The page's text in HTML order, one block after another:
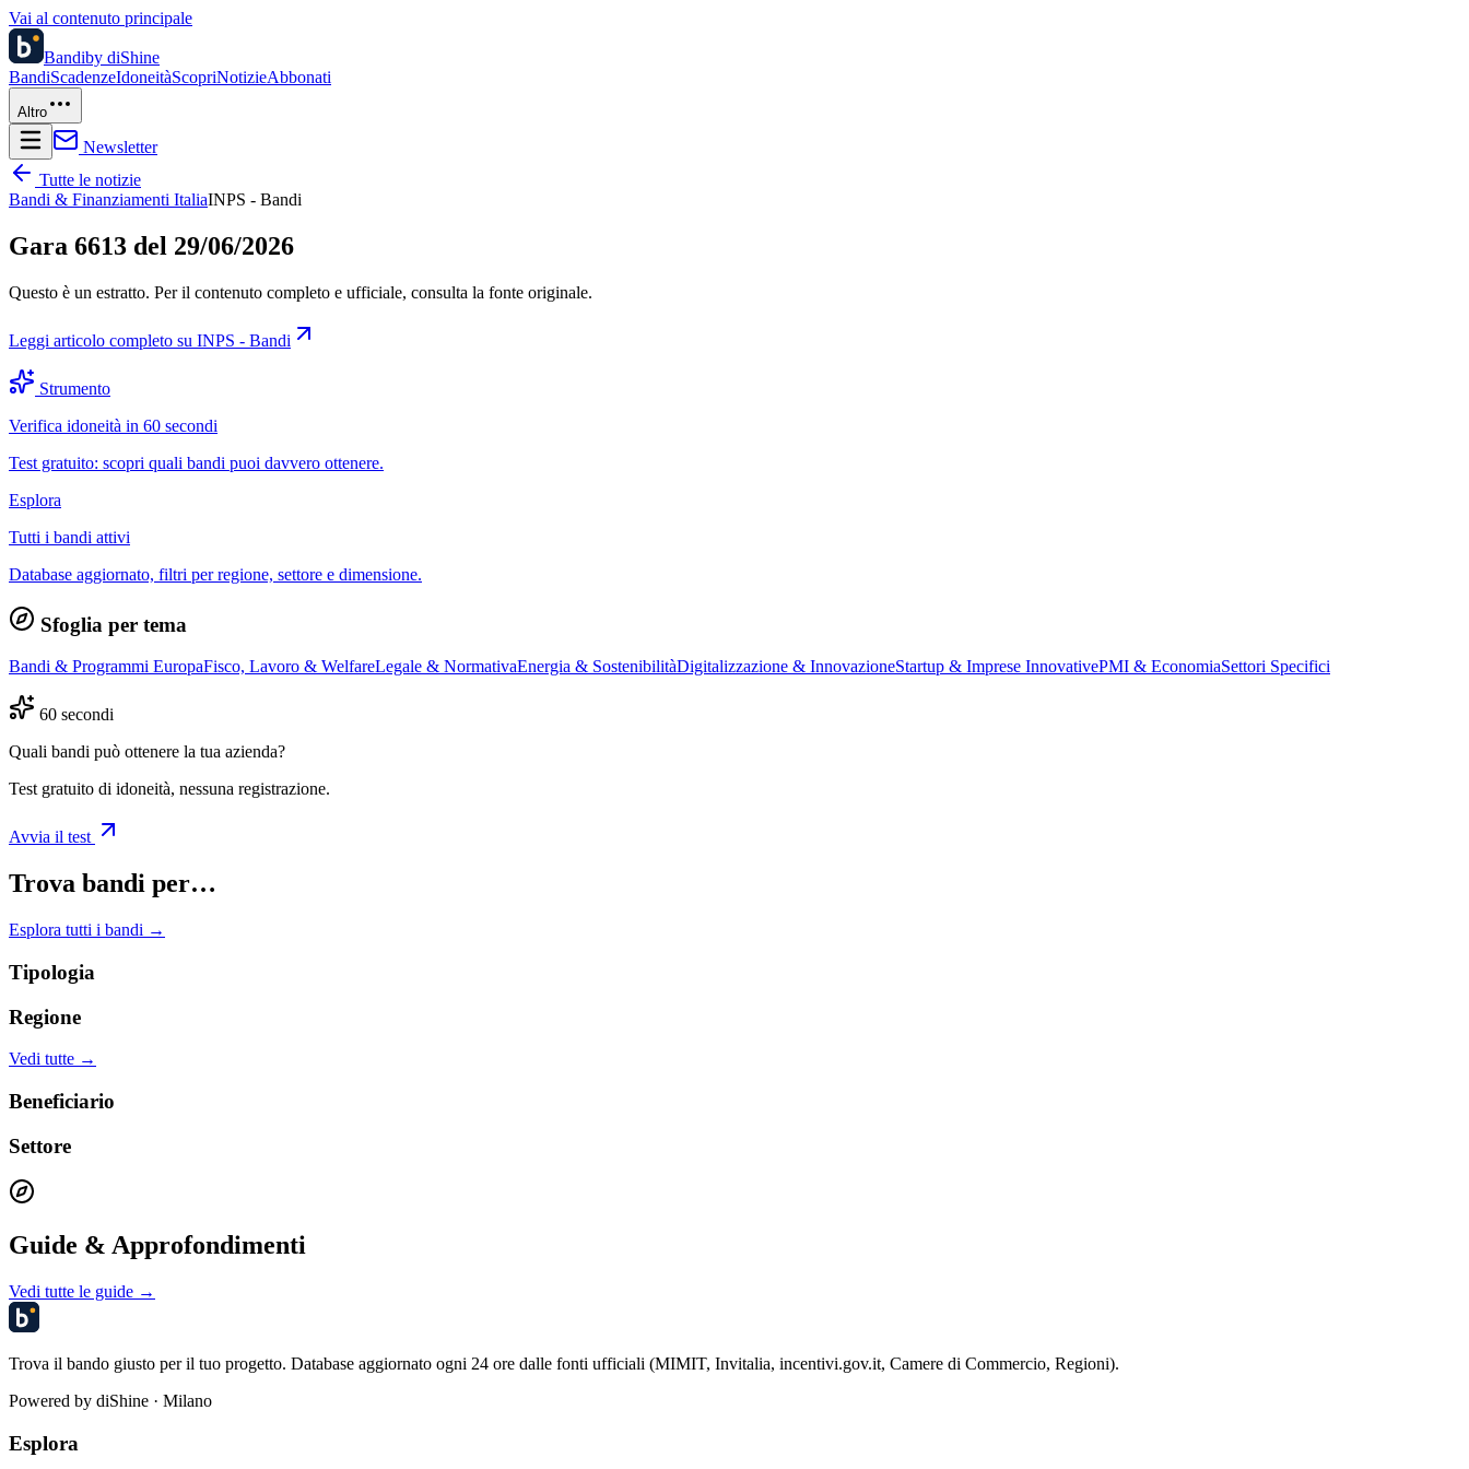
Vai al contenuto principale
Bandiby diShine
BandiScadenzeIdoneitàScopriNotizieAbbonati
Altro
Newsletter
Tutte le notizie
Bandi & Finanziamenti ItaliaINPS - Bandi
Gara 6613 del 29/06/2026
Questo è un estratto. Per il contenuto completo e ufficiale, consulta la fonte originale.
Leggi articolo completo su INPS - Bandi
Strumento
Verifica idoneità in 60 secondi
Test gratuito: scopri quali bandi puoi davvero ottenere.
Esplora
Tutti i bandi attivi
Database aggiornato, filtri per regione, settore e dimensione.
Sfoglia per tema
Bandi & Programmi EuropaFisco, Lavoro & WelfareLegale & NormativaEnergia & SostenibilitàDigitalizzazione & InnovazioneStartup & Imprese InnovativePMI & EconomiaSettori Specifici
60 secondi
Quali bandi può ottenere la tua azienda?
Test gratuito di idoneità, nessuna registrazione.
Avvia il test
Trova bandi per…
Esplora tutti i bandi →
Tipologia
Regione
Vedi tutte →
Beneficiario
Settore
Guide & Approfondimenti
Vedi tutte le guide →
Trova il bando giusto per il tuo progetto. Database aggiornato ogni 24 ore dalle fonti ufficiali (MIMIT, Invitalia, incentivi.gov.it, Camere di Commercio, Regioni).
Powered by diShine · Milano
Esplora